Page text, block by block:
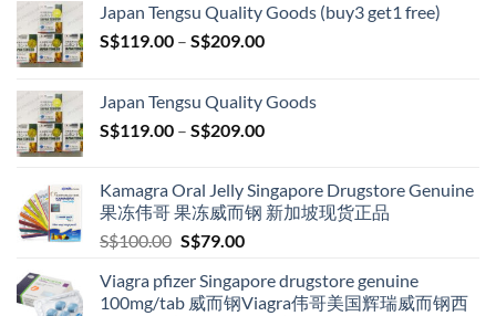
Japan Tengsu Quality Goods (buy3 get1 free)
S$119.00 – S$209.00Price
through
S$209.00
Japan Tengsu Quality Goods
S$119.00 – S$209.00Price
through
S$209.00
Kamagra Oral Jelly Singapore Drugstore Genuine
果冻伟哥 果冻威而钢 新加坡现货正品
S$100.00 Original
was:
S$100.00.
S$79.00Current
is:
S$79.00.
Viagra pfizer Singapore drugstore genuine
100mg/tab 威而钢Viagra伟哥美国辉瑞威而钢西